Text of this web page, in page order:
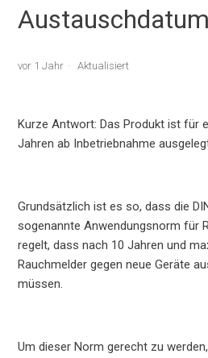
vor 1 Jahr Aktualisiert
Kurze Antwort: Das Produkt ist für
Jahren ab Inbetriebnahme
Grundsätzlich ist es so, dass die
sogenannte Anwendungsnorm für
regelt, dass nach 10 Jahren und
Rauchmelder gegen neue Geräte
müssen.
Um dieser Norm gerecht zu